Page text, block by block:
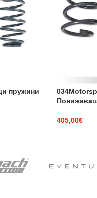
пружини
405,00€